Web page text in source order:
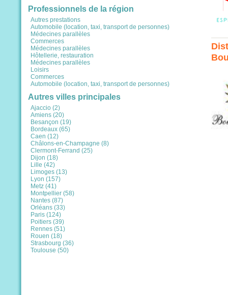
Professionnels de la région
Autres prestations
Automobile (location, taxi, transport de personnes)
Médecines parallèles
Commerces
Médecines parallèles
Hôtellerie, restauration
Médecines parallèles
Loisirs
Commerces
Automobile (location, taxi, transport de personnes)
Autres villes principales
Ajaccio (2)
Amiens (20)
Besançon (19)
Bordeaux (65)
Caen (12)
Châlons-en-Champagne (8)
Clermont-Ferrand (25)
Dijon (18)
Lille (42)
Limoges (13)
Lyon (157)
Metz (41)
Montpellier (58)
Nantes (87)
Orléans (33)
Paris (124)
Poitiers (39)
Rennes (51)
Rouen (18)
Strasbourg (36)
Toulouse (50)